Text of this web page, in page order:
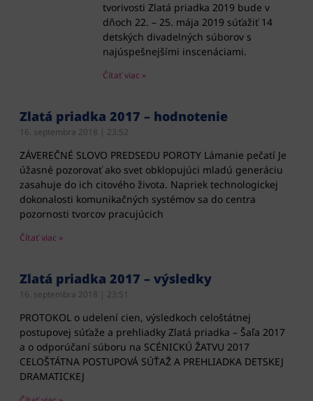
tvorivosti Zlatá priadka 2019 bude v
dňoch 22. – 25. mája 2019 súťažiť 14
detských divadelných súborov s
najúspešnejšími inscenáciami.
Čítať viac »
Zlatá priadka 2017 – hodnotenie
16. septembra 2018 23:52
ZÁVEREČNÉ SLOVO PREDSEDU POROTY Lámanie pečatí Je
úžasné pozorovať ako svet obklopujúci mladú generáciu
zasahuje do ich citového života. Napriek technologickej
dokonalosti komunikačných systémov sa do centra
pozornosti tvorcov pracujúcich
Čítať viac »
Zlatá priadka 2017 – výsledky
16. septembra 2018 23:51
PROTOKOL o udelení cien, výsledkoch celoštátnej
postupovej súťaže a prehliadky Zlatá priadka – Šaľa 2017
a o odporúčaní súboru na SCÉNICKÚ ŽATVU 2017
CELOŠTÁTNA POSTUPOVÁ SÚŤAŽ A PREHLIADKA DETSKEJ
DRAMATICKEJ